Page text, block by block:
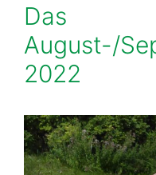
Das
August-/
2022